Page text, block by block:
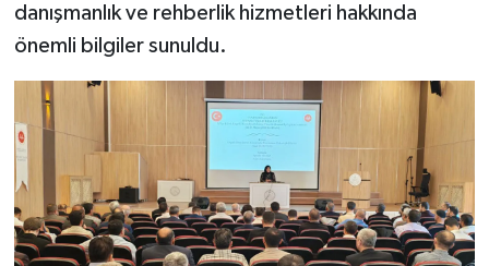
danışmanlık ve rehberlik hizmetleri hakkında
önemli bilgiler sunuldu.
Isparta Müftülüğü
İstanbul Müftülüğü
İzmir Müftülüğü
Kahramanmaraş Müftülüğü
Karabük Müftülüğü